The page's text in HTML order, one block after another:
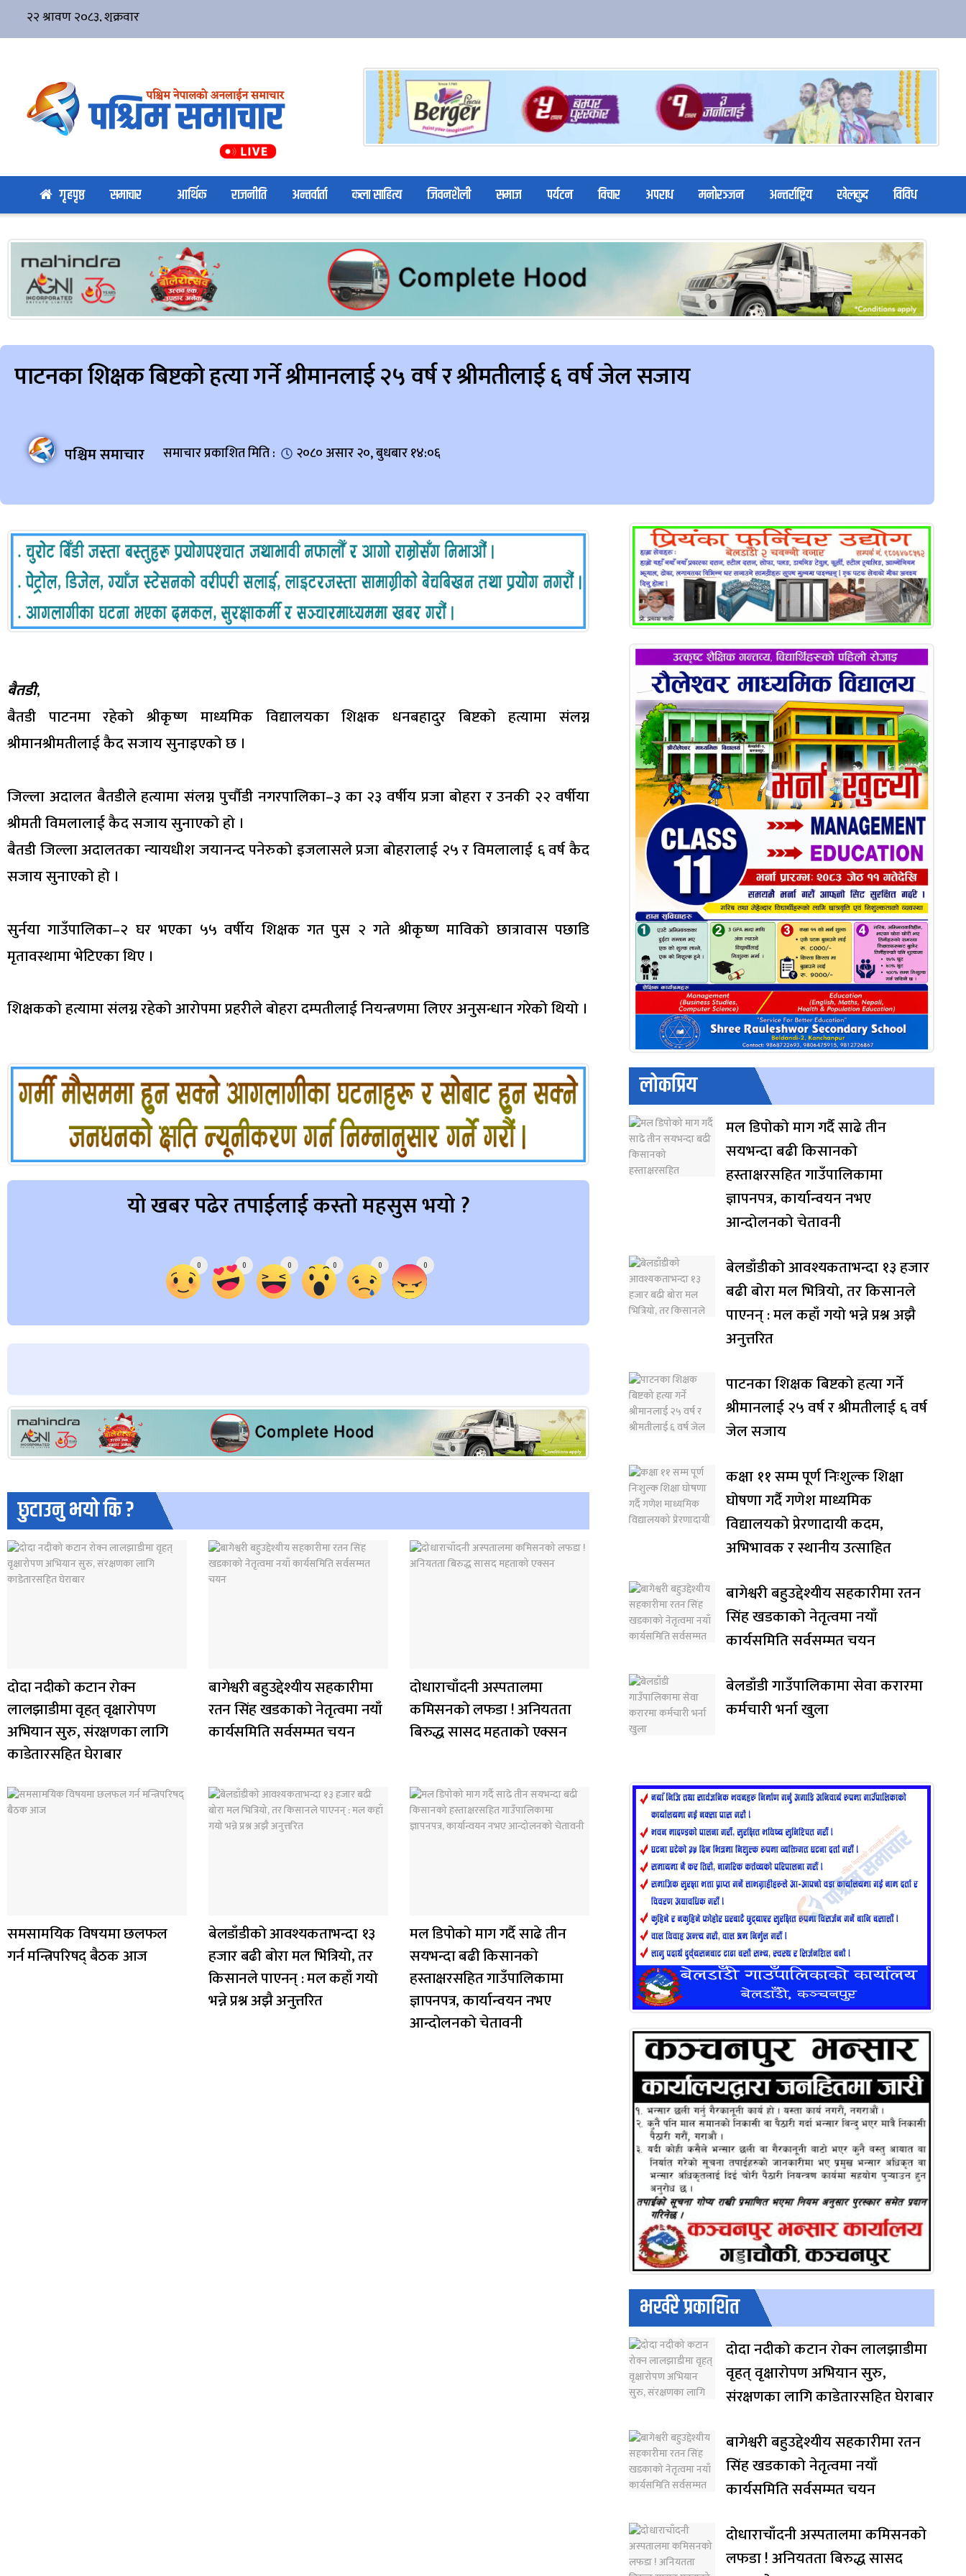
गृहपृष्ठ समाचार आर्थिक राजनीति अन्तर्वार्ता कला साहित्य जिवनशैली समाज पर्यटन विचार अपराध मनोरञ्जन अन्तर्राष्ट्रिय खेलकुद विविध
पाटनका शिक्षक बिष्टको हत्या गर्ने श्रीमानलाई २५ वर्ष र श्रीमतीलाई ६ वर्ष जेल सजाय
पश्चिम समाचार समाचार प्रकाशित मिति : २०८० असार २०, बुधबार १४:०६
बैतडी,
बैतडी पाटनमा रहेको श्रीकृष्ण माध्यमिक विद्यालयका शिक्षक धनबहादुर बिष्टको हत्यामा संलग्न
श्रीमानश्रीमतीलाई कैद सजाय सुनाइएको छ ।
जिल्ला अदालत बैतडीले हत्यामा संलग्न पुर्चौडी नगरपालिका–३ का २३ वर्षीय प्रजा बोहरा र उनकी २२ वर्षीया
श्रीमती विमलालाई कैद सजाय सुनाएको हो ।
बैतडी जिल्ला अदालतका न्यायधीश जयानन्द पनेरुको इजलासले प्रजा बोहरालाई २५ र विमलालाई ६ वर्ष कैद
सजाय सुनाएको हो ।
सुर्नया गाउँपालिका–२ घर भएका ५५ वर्षीय शिक्षक गत पुस २ गते श्रीकृष्ण माविको छात्रावास पछाडि
मृतावस्थामा भेटिएका थिए ।
शिक्षकको हत्यामा संलग्न रहेको आरोपमा प्रहरीले बोहरा दम्पतीलाई नियन्त्रणमा लिएर अनुसन्धान गरेको थियो ।
यो खबर पढेर तपाईलाई कस्तो महसुस भयो ?
0 0 0 0 0 0
छुटाउनु भयो कि ?
दोदा नदीको कटान रोक्न
लालझाडीमा वृहत् वृक्षारोपण
अभियान सुरु, संरक्षणका लागि
काडेतारसहित घेराबार
बागेश्वरी बहुउद्देश्यीय सहकारीमा
रतन सिंह खडकाको नेतृत्वमा नयाँ
कार्यसमिति सर्वसम्मत चयन
दोधाराचाँदनी अस्पतालमा
कमिसनको लफडा ! अनियतता
बिरुद्ध सासद महताको एक्सन
समसामयिक विषयमा छलफल
गर्न मन्त्रिपरिषद् बैठक आज
बेलडाँडीको आवश्यकताभन्दा १३
हजार बढी बोरा मल भित्रियो, तर
किसानले पाएनन् : मल कहाँ गयो
भन्ने प्रश्न अझै अनुत्तरित
मल डिपोको माग गर्दै साढे तीन
सयभन्दा बढी किसानको
हस्ताक्षरसहित गाउँपालिकामा
ज्ञापनपत्र, कार्यान्वयन नभए
आन्दोलनको चेतावनी
लोकप्रिय
मल डिपोको माग गर्दै साढे तीन
सयभन्दा बढी किसानको
हस्ताक्षरसहित गाउँपालिकामा
ज्ञापनपत्र, कार्यान्वयन नभए
आन्दोलनको चेतावनी
बेलडाँडीको आवश्यकताभन्दा १३ हजार
बढी बोरा मल भित्रियो, तर किसानले
पाएनन् : मल कहाँ गयो भन्ने प्रश्न अझै
अनुत्तरित
पाटनका शिक्षक बिष्टको हत्या गर्ने
श्रीमानलाई २५ वर्ष र श्रीमतीलाई ६ वर्ष
जेल सजाय
कक्षा ११ सम्म पूर्ण निःशुल्क शिक्षा
घोषणा गर्दै गणेश माध्यमिक
विद्यालयको प्रेरणादायी कदम,
अभिभावक र स्थानीय उत्साहित
बागेश्वरी बहुउद्देश्यीय सहकारीमा रतन
सिंह खडकाको नेतृत्वमा नयाँ
कार्यसमिति सर्वसम्मत चयन
बेलडाँडी गाउँपालिकामा सेवा करारमा
कर्मचारी भर्ना खुला
भर्खरै प्रकाशित
दोदा नदीको कटान रोक्न लालझाडीमा
वृहत् वृक्षारोपण अभियान सुरु,
संरक्षणका लागि काडेतारसहित घेराबार
बागेश्वरी बहुउद्देश्यीय सहकारीमा रतन
सिंह खडकाको नेतृत्वमा नयाँ
कार्यसमिति सर्वसम्मत चयन
दोधाराचाँदनी अस्पतालमा कमिसनको
लफडा ! अनियतता बिरुद्ध सासद